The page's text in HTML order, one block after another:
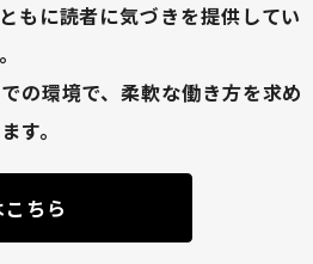
もに読者に気づきを提供してい
の環境で、柔軟な働き方を求め
す。
ちら